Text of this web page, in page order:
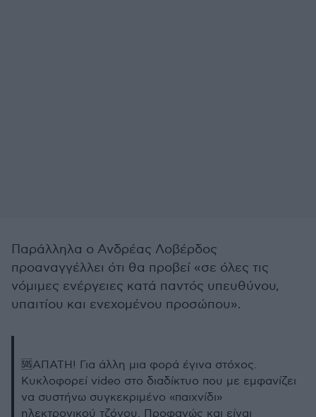
Παράλληλα ο Ανδρέας Λοβέρδος
προαναγγέλλει ότι θα προβεί «σε όλες τις
νόμιμες ενέργειες κατά παντός υπευθύνου,
υπαιτίου και ενεχομένου προσώπου».
🆘ΑΠΑΤΗ! Για άλλη μια φορά έγινα στόχος.
Κυκλοφορεί video στο διαδίκτυο που με εμφανίζει
να συστήνω συγκεκριμένο «παιχνίδι»
ηλεκτρονικού τζόγου. Προφανώς και είναι